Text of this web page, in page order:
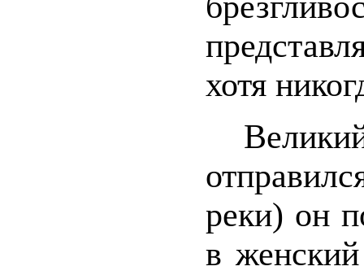
хотя
реки) он
в